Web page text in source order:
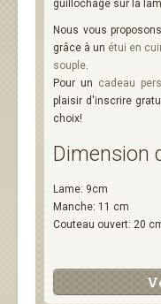
guillochage sur la
Nous vous
grâce à un étui en
souple.
Pour un cadeau
plaisir d'inscrire
choix!
Dimension
Lame: 9cm
Manche: 11 cm
Couteau ouvert: 20